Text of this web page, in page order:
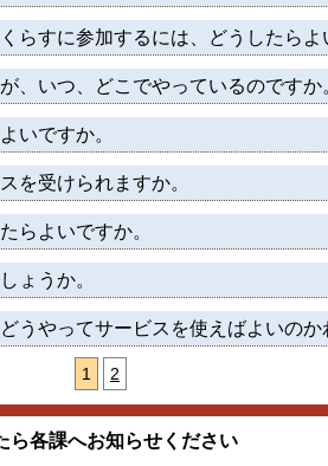
らすに参加するには、どうしたらよ
、いつ、どこでやっているのですか
いですか。
を受けられますか。
らよいですか。
ょうか。
うやってサービスを使えばよいのか
1 2
ら各課へお知らせください